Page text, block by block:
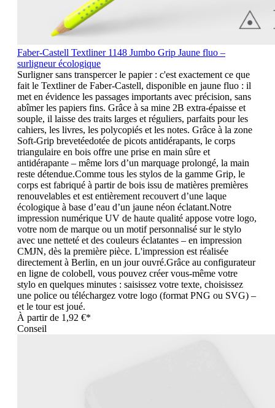
Faber-Castell Textliner 1148 Jumbo Grip Jaune fluo –
surligneur écologique
Surligner sans transpercer le papier : c'est exactement ce que
fait le Textliner de Faber-Castell, disponible en jaune fluo : il
met en évidence les passages importants avec précision, sans
abîmer les papiers fins. Grâce à sa mine 2B extra-épaisse et
souple, il laisse des traits larges et réguliers, parfaits pour les
cahiers, les livres, les polycopiés et les notes. Grâce à la zone
Soft-Grip brevetéedotée de picots antidérapants, le corps
triangulaire en bois offre une prise en main sûre et
antidérapante – même lors d’un marquage prolongé, la main
reste détendue.Comme tous les stylos de la gamme Grip, le
corps est fabriqué à partir de bois issu de matières premières
renouvelables et est entièrement recouvert d’une laque
écologique à base d’eau d’un jaune néon éclatant.Notre
impression numérique UV de haute qualité appose votre logo,
votre nom de marque ou un motif personnalisé sur le stylo
avec une netteté et des couleurs éclatantes – en impression
CMJN, dès la première pièce. L'impression est réalisée
directement à Berlin, en un jour ouvré.Grâce au configurateur
en ligne de colobell, vous pouvez créer vous-même votre
stylo en quelques minutes : saisissez votre texte, choisissez
une police ou téléchargez votre logo (format PNG ou SVG) –
et le tour est joué.
À partir de 1,92 €*
Conseil